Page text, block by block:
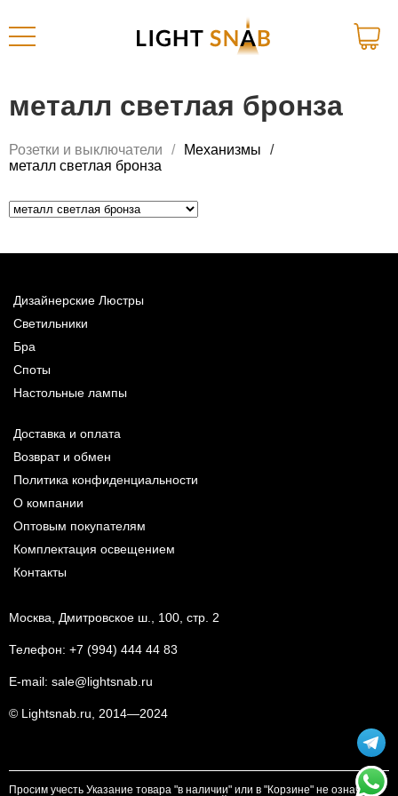
металл светлая бронза
Розетки и выключатели
Механизмы
металл светлая бронза
Дизайнерские Люстры
Светильники
Бра
Споты
Настольные лампы
Доставка и оплата
Возврат и обмен
Политика конфиденциальности
О компании
Оптовым покупателям
Комплектация освещением
Контакты
Москва, Дмитровское ш., 100, стр. 2
Телефон: +7 (994) 444 44 83
E-mail: sale@lightsnab.ru
© Lightsnab.ru, 2014—2024
Просим учесть Указание товара "в наличии" или в "Корзине" не означает